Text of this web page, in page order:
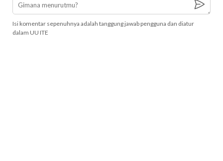
Isi komentar sepenuhnya adalah tanggung jawab pengguna dan diatur
dalam UU ITE